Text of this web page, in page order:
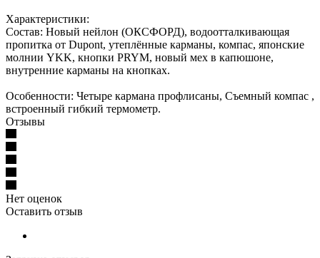
Характеристики:
Состав: Новый нейлон (ОКСФОРД), водоотталкивающая
пропитка от Dupont, утеплённые карманы, компас, японские
молнии YKK, кнопки PRYM, новый мех в капюшоне,
внутренние карманы на кнопках.
Особенности: Четыре кармана профлисаны, Съемный компас ,
встроенный гибкий термометр.
Отзывы
Нет оценок
Оставить отзыв